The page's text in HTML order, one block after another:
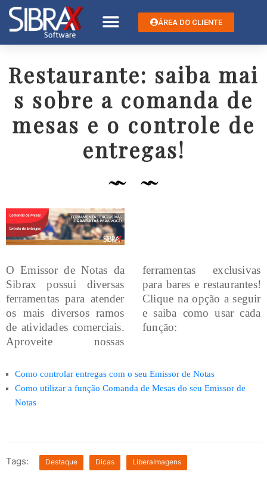
ÁREA DO CLIENTE
Restaurante: saiba mai
s sobre a comanda de
mesas e o controle de
entregas!
O Emissor de Notas da
Sibrax possui diversas
ferramentas para atender
os mais diversos ramos
de atividades comerciais.
Aproveite nossas
ferramentas exclusivas
para bares e restaurantes!
Clique na opção a seguir
e saiba como usar cada
função:
Como controlar entregas com o seu Emissor de Notas
Como utilizar a função Comanda de Mesas do seu Emissor de
Notas
Tags: Destaque Dicas LiberaImagens